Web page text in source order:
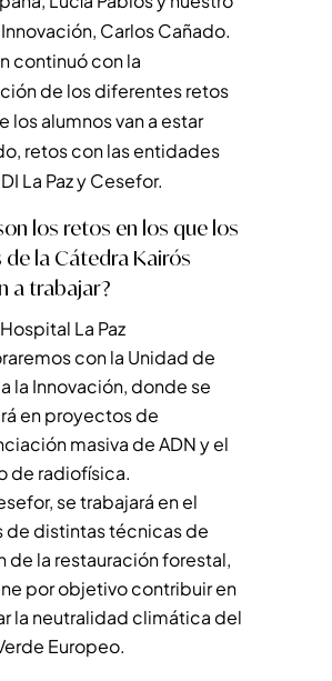
Carlos Cañado.
continuó con la
de los diferentes retos
los alumnos van a estar
retos con las entidades
La Paz y Cesefor.
los retos en los que los
de la Cátedra Kairós
a trabajar?
La Paz
con la Unidad de
la Innovación, donde se
en proyectos de
masiva de ADN y el
de radiofísica.
se trabajará en el
de distintas técnicas de
de la restauración forestal,
por objetivo contribuir en
la neutralidad climática del
Europeo.